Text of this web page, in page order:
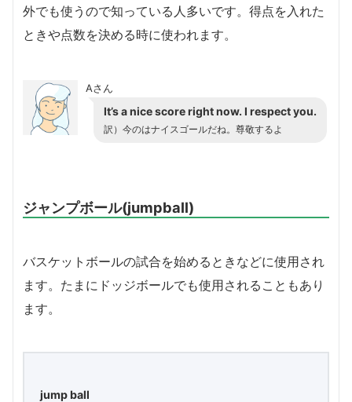
外でも使うので知っている人多いです。得点を入れた
ときや点数を決める時に使われます。
Aさん
It’s a nice score right now. I respect you.
訳）今のはナイスゴールだね。尊敬するよ
ジャンプボール(jumpball)
バスケットボールの試合を始めるときなどに使用され
ます。たまにドッジボールでも使用されることもあり
ます。
jump ball